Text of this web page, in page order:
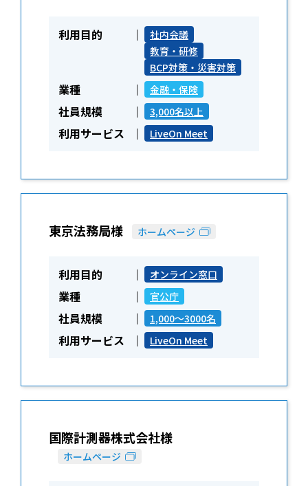
利用目的
社内会議
教育・研修
BCP対策・災害対策
業種 金融・保険
社員規模 3,000名以上
利用サービス LiveOn Meet
東京法務局様 ホームページ
利用目的 オンライン窓口
業種 官公庁
社員規模 1,000～3000名
利用サービス LiveOn Meet
国際計測器株式会社様
ホームページ